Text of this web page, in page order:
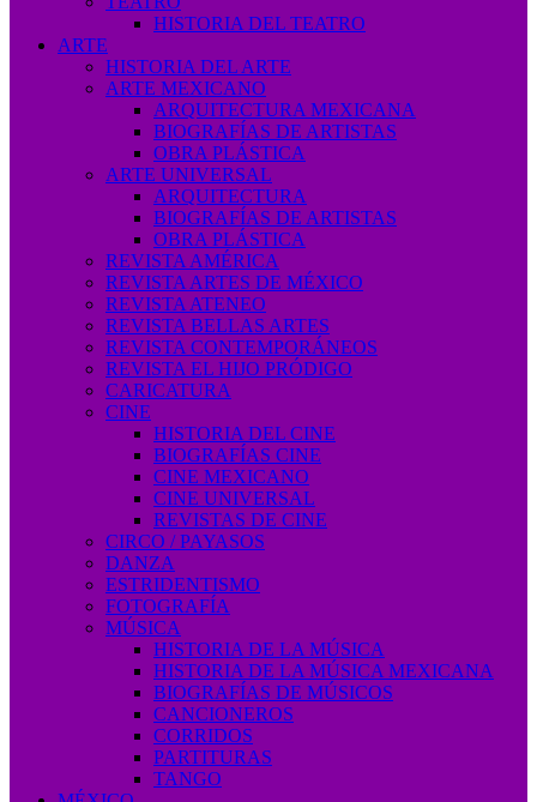
HISTORIA DEL TEATRO
ARTE
HISTORIA DEL ARTE
ARTE MEXICANO
ARQUITECTURA MEXICANA
BIOGRAFÍAS DE ARTISTAS
OBRA PLÁSTICA
ARTE UNIVERSAL
ARQUITECTURA
BIOGRAFÍAS DE ARTISTAS
OBRA PLÁSTICA
REVISTA AMÉRICA
REVISTA ARTES DE MÉXICO
REVISTA ATENEO
REVISTA BELLAS ARTES
REVISTA CONTEMPORÁNEOS
REVISTA EL HIJO PRÓDIGO
CARICATURA
CINE
HISTORIA DEL CINE
BIOGRAFÍAS CINE
CINE MEXICANO
CINE UNIVERSAL
REVISTAS DE CINE
CIRCO / PAYASOS
DANZA
ESTRIDENTISMO
FOTOGRAFÍA
MÚSICA
HISTORIA DE LA MÚSICA
HISTORIA DE LA MÚSICA MEXICANA
BIOGRAFÍAS DE MÚSICOS
CANCIONEROS
CORRIDOS
PARTITURAS
TANGO